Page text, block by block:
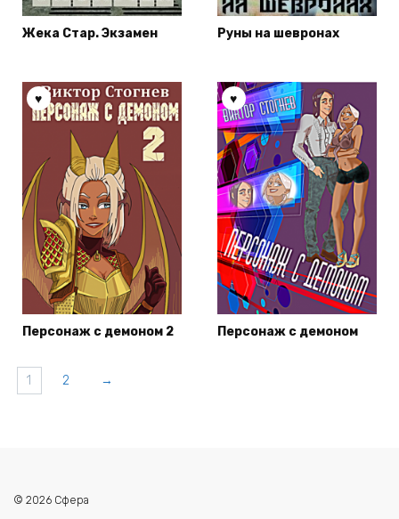
Жека Стар. Экзамен Руны на шевронах
Персонаж с демоном 2 Персонаж с демоном
1 2 →
© 2026 Сфера